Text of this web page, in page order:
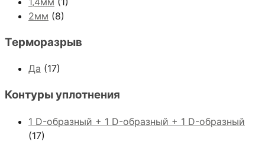
2мм (8)
Терморазрыв
Да (17)
Контуры уплотнения
1 D-образный + 1 D-образный + 1 D-образный
(17)